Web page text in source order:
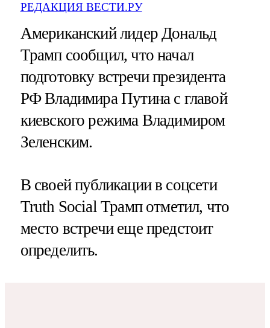
РЕДАКЦИЯ ВЕСТИ.РУ
Американский лидер Дональд
Трамп сообщил, что начал
подготовку встречи президента
РФ Владимира Путина с главой
киевского режима Владимиром
Зеленским.
В своей публикации в соцсети
Truth Social Трамп отметил, что
место встречи еще предстоит
определить.